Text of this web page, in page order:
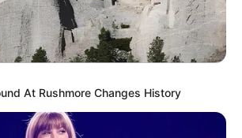
At Rushmore Changes History